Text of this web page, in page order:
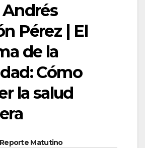
Pérez | El
de la
Cómo
la salud
Reporte Matutino